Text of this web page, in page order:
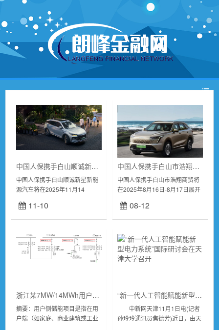
中国人保携手白山顺诚新星新能源汽车购车嘉年华
中国人保携手白山顺诚新星新能
源汽车将在2025年11月14
上直播车展活动，一场别开生面
的汽车盛宴即将拉开帷幕！中国
11-10
中国人保携手白山市浩翔商贸汽车嘉年华
中国人保携手白山市浩翔商贸将
在2025年8月16日-8月17日展开
开生面的汽车盛宴即将拉开帷
幕！哈弗汽车线上直播车展，将
08-12
浙江某7MW/14MWh用户储能项目安科瑞电力监控系统
摘要：用户侧储能项目是指在用
户端（如家庭、商业建筑或工业
“新一代人工智能赋能新型电力系统”国际研讨会在天津大学召开
中新网天津11月1日电(记者
孙玲玲通讯员焦德芳)近日，由天